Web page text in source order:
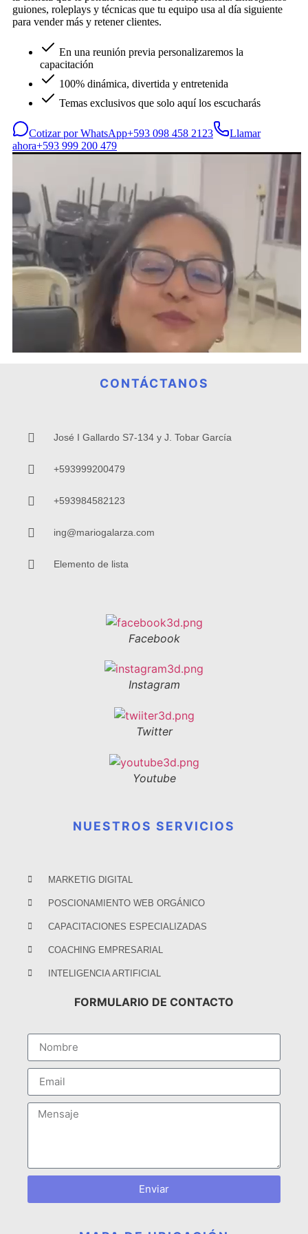
CONTÁCTANOS
José I Gallardo S7-134 y J. Tobar García
+593999200479
+593984582123
ing@mariogalarza.com
Elemento de lista
Facebook
Instagram
Twitter
Youtube
NUESTROS SERVICIOS
MARKETIG DIGITAL
POSCIONAMIENTO WEB ORGÁNICO
CAPACITACIONES ESPECIALIZADAS
COACHING EMPRESARIAL
INTELIGENCIA ARTIFICIAL
FORMULARIO DE CONTACTO
Enviar